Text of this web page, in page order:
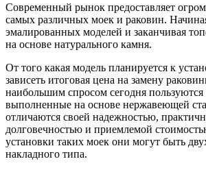
Современный рынок предоставляет
самых различных моек и раковин.
эмалированных моделей и заканчивая
на основе натурального камня.
От того какая модель планируется к
зависеть итоговая цена на замену
наибольшим спросом сегодня
выполненные на основе нержавеющей
отличаются своей надежностью,
долговечностью и приемлемой
установки таких моек они могут быть
накладного типа.